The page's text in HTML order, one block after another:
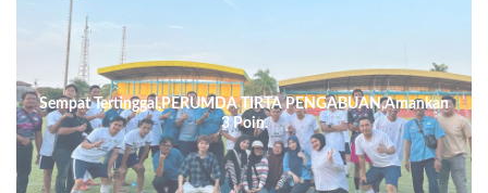
Sempat Tertinggal,PERUMDA TIRTA PENGABUAN,Amankan
3 Poin.